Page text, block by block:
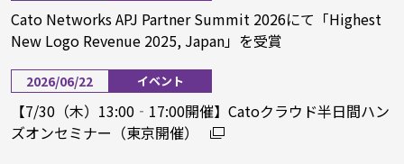
Cato Networks APJ Partner Summit 2026にて「Highest
New Logo Revenue 2025, Japan」を受賞
2026/06/22 イベント
【7/30（木）13:00‐17:00開催】Catoクラウド半日間ハン
ズオンセミナー（東京開催）